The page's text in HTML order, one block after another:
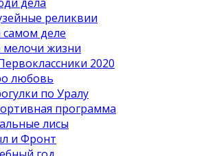
реликвии
самом деле
мелочи жизни
2020
любовь
по Уралу
программа
лисы
и Фронт